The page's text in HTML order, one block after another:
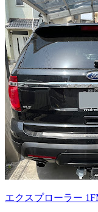
エクスプローラー